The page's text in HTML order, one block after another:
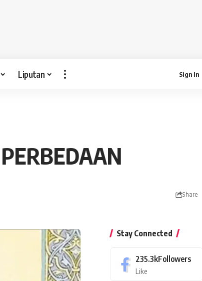
Liputan Sign In
Share
Stay Connected
235.3kFollowers
Like